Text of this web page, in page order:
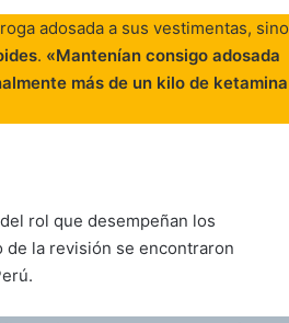
adosada a sus vestimentas, sino
. «Mantenían consigo adosada
más de un kilo de ketamina
rol que desempeñan los
de la revisión se encontraron